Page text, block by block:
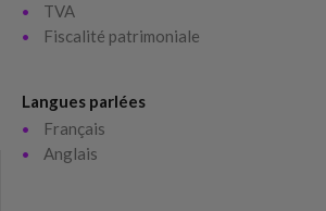
TVA
Fiscalité patrimoniale
Langues parlées
Français
Anglais